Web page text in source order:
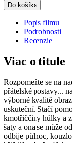
Do košíka
Popis filmu
Podrobnosti
Recenzie
Viac o titule
Rozpomeňte se na
přátelské postavy...
výborné kvalitě
uskuteční. Stačí
kmotřiččiny hůlky a z
šaty a ona se může
odbije půlnoc,